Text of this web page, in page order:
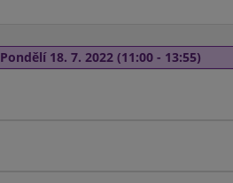
Pondělí 18. 7. 2022 (11:00 - 13:55)